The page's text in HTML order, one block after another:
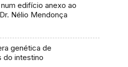
edifício anexo ao
Nélio Mendonça
genética de
do intestino